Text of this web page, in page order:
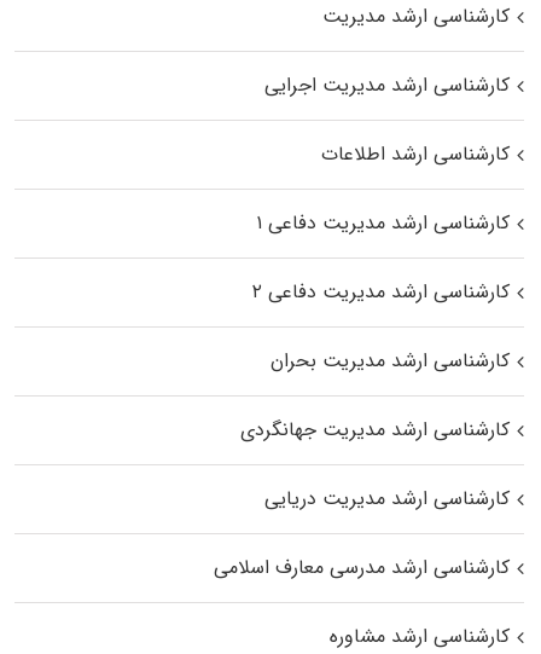
کارشناسی ارشد مدیریت
کارشناسی ارشد مدیریت اجرایی
کارشناسی ارشد اطلاعات
کارشناسی ارشد مدیریت دفاعی ۱
کارشناسی ارشد مدیریت دفاعی ۲
کارشناسی ارشد مدیریت بحران
کارشناسی ارشد مدیریت جهانگردی
کارشناسی ارشد مدیریت دریایی
کارشناسی ارشد مدرسی معارف اسلامی
کارشناسی ارشد مشاوره